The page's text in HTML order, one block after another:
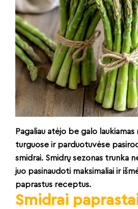
Pagaliau atėjo be galo laukiamas
turguose ir parduotuvėse
smidrai. Smidrų sezonas trunka
juo pasinaudoti maksimaliai ir
paprastus receptus.
Smidrai